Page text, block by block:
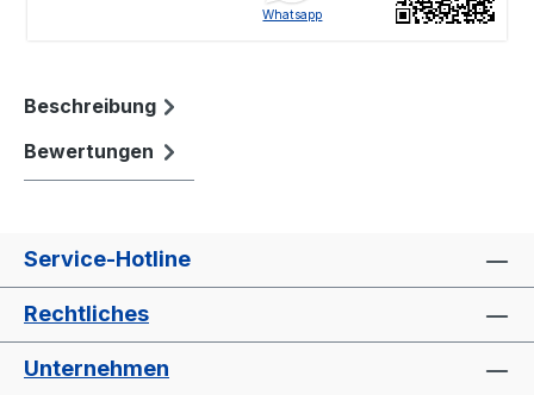
Beschreibung
Bewertungen
Service-Hotline
Rechtliches
Unternehmen